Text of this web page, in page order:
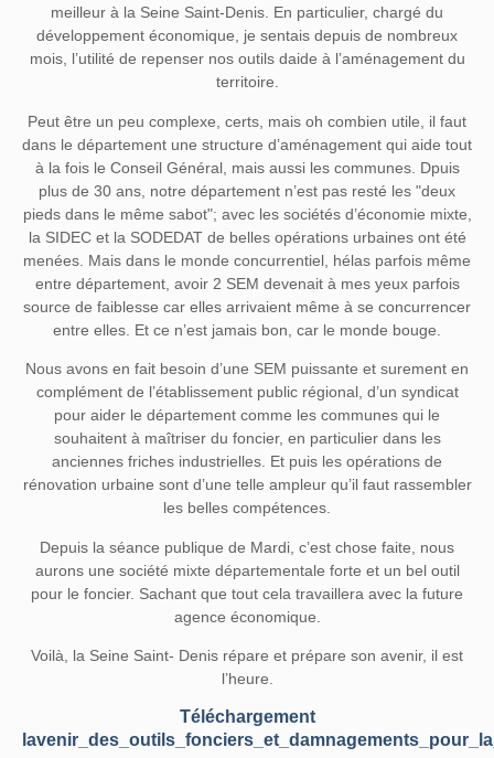
meilleur à la Seine Saint-Denis. En particulier, chargé du
développement économique, je sentais depuis de nombreux
mois, l’utilité de repenser nos outils daide à l’aménagement du
territoire.
Peut être un peu complexe, certs, mais oh combien utile, il faut
dans le département une structure d’aménagement qui aide tout
à la fois le Conseil Général, mais aussi les communes. Dpuis
plus de 30 ans, notre département n’est pas resté les "deux
pieds dans le même sabot"; avec les sociétés d’économie mixte,
la SIDEC et la SODEDAT de belles opérations urbaines ont été
menées. Mais dans le monde concurrentiel, hélas parfois même
entre département, avoir 2 SEM devenait à mes yeux parfois
source de faiblesse car elles arrivaient même à se concurrencer
entre elles. Et ce n’est jamais bon, car le monde bouge.
Nous avons en fait besoin d’une SEM puissante et surement en
complément de l’établissement public régional, d’un syndicat
pour aider le département comme les communes qui le
souhaitent à maîtriser du foncier, en particulier dans les
anciennes friches industrielles. Et puis les opérations de
rénovation urbaine sont d’une telle ampleur qu’il faut rassembler
les belles compétences.
Depuis la séance publique de Mardi, c’est chose faite, nous
aurons une société mixte départementale forte et un bel outil
pour le foncier. Sachant que tout cela travaillera avec la future
agence économique.
Voilà, la Seine Saint- Denis répare et prépare son avenir, il est
l’heure.
Téléchargement